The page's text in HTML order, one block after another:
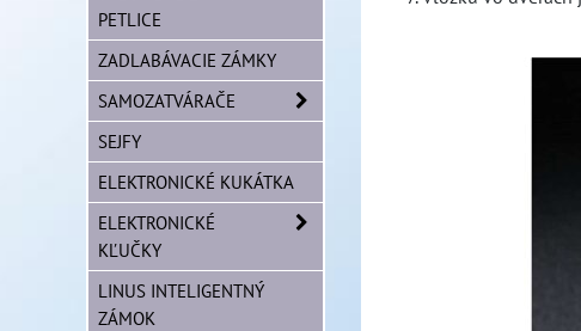
PETLICE
ZADLABÁVACIE ZÁMKY
SAMOZATVÁRAČE
SEJFY
ELEKTRONICKÉ KUKÁTKA
ELEKTRONICKÉ
KĽUČKY
LINUS INTELIGENTNÝ
ZÁMOK